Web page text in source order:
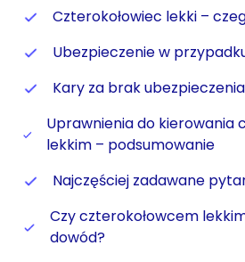
Czterokołowiec lekki –
Ubezpieczenie w
Kary za brak ubezpieczenia
Uprawnienia do kierowania
lekkim – podsumowanie
Najczęściej zadawane
Czy czterokołowcem
dowód?